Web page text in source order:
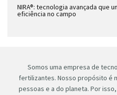
NIRA®: tecnologia avançada que
eficiência no campo
Somos uma empresa de
fertilizantes. Nosso propósito é
pessoas e a do planeta. Por